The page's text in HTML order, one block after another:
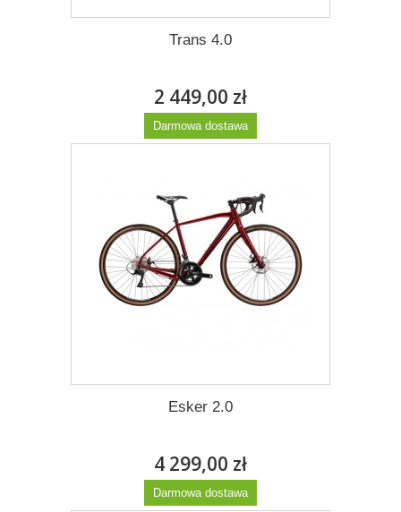
Trans 4.0
2 449,00 zł
Darmowa dostawa
Esker 2.0
4 299,00 zł
Darmowa dostawa